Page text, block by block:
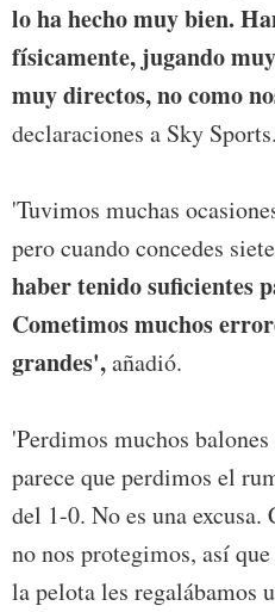
lo ha hecho muy bien.
físicamente, jugando
muy directos, no como
declaraciones a Sky Sports.
'Tuvimos muchas
pero cuando concedes
haber tenido suficientes
Cometimos muchos
grandes',añadió.
'Perdimos muchos
parece que perdimos el
del 1-0. No es una excusa.
no nos protegimos, así
la pelota les regalábamos